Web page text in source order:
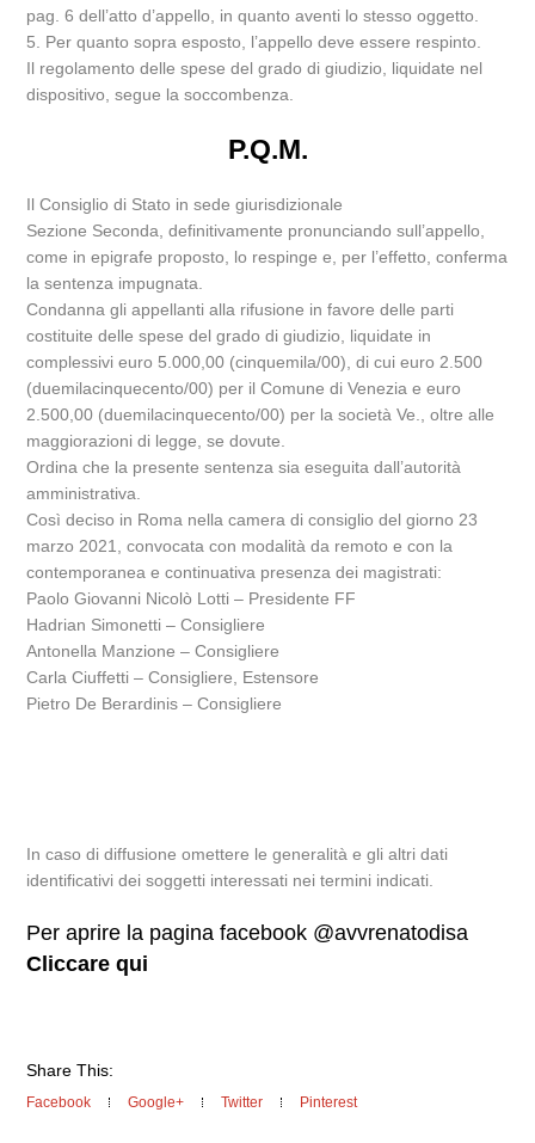
pag. 6 dell’atto d’appello, in quanto aventi lo stesso oggetto.
5. Per quanto sopra esposto, l’appello deve essere respinto.
Il regolamento delle spese del grado di giudizio, liquidate nel
dispositivo, segue la soccombenza.
P.Q.M.
Il Consiglio di Stato in sede giurisdizionale
Sezione Seconda, definitivamente pronunciando sull’appello,
come in epigrafe proposto, lo respinge e, per l’effetto, conferma
la sentenza impugnata.
Condanna gli appellanti alla rifusione in favore delle parti
costituite delle spese del grado di giudizio, liquidate in
complessivi euro 5.000,00 (cinquemila/00), di cui euro 2.500
(duemilacinquecento/00) per il Comune di Venezia e euro
2.500,00 (duemilacinquecento/00) per la società Ve., oltre alle
maggiorazioni di legge, se dovute.
Ordina che la presente sentenza sia eseguita dall’autorità
amministrativa.
Così deciso in Roma nella camera di consiglio del giorno 23
marzo 2021, convocata con modalità da remoto e con la
contemporanea e continuativa presenza dei magistrati:
Paolo Giovanni Nicolò Lotti – Presidente FF
Hadrian Simonetti – Consigliere
Antonella Manzione – Consigliere
Carla Ciuffetti – Consigliere, Estensore
Pietro De Berardinis – Consigliere
In caso di diffusione omettere le generalità e gli altri dati
identificativi dei soggetti interessati nei termini indicati.
Per aprire la pagina facebook @avvrenatodisa
Cliccare qui
Share This:
Facebook Google+ Twitter Pinterest